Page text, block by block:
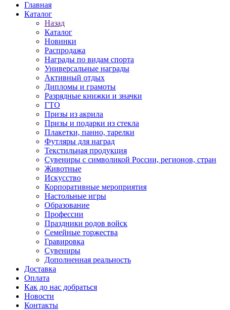
Главная
Каталог
Назад
Каталог
Новинки
Распродажа
Награды по видам спорта
Универсальные награды
Активный отдых
Дипломы и грамоты
Разрядные книжки и значки
ГТО
Призы из акрила
Призы и подарки из стекла
Плакетки, панно, тарелки
Футляры для наград
Текстильная продукция
Сувениры с символикой России, регионов, стран
Животные
Искусство
Корпоративные мероприятия
Настольные игры
Образование
Профессии
Праздники родов войск
Семейные торжества
Гравировка
Сувениры
Дополненная реальность
Доставка
Оплата
Как до нас добраться
Новости
Контакты